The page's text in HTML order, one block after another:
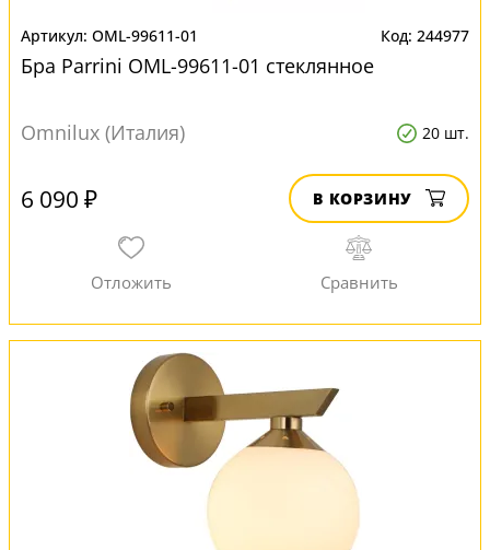
OML-99611-01 244977
Бра Parrini OML-99611-01 стеклянное
Omnilux (Италия) 20 шт.
6 090 ₽ В КОРЗИНУ